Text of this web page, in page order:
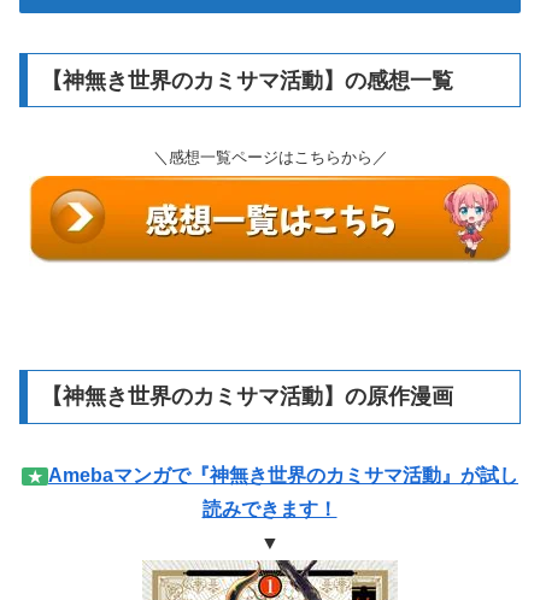
【神無き世界のカミサマ活動】の感想一覧
＼感想一覧ページはこちらから／
【神無き世界のカミサマ活動】の原作漫画
★ Amebaマンガで『神無き世界のカミサマ活動』が試し
読みできます！
▼